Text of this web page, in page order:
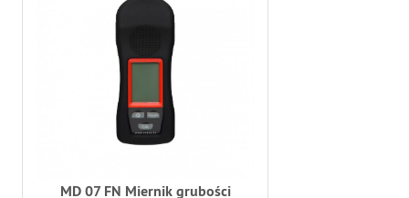
MD 07 FN Miernik grubości